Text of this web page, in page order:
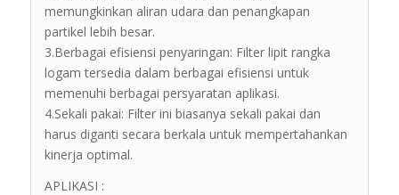
memungkinkan aliran udara dan penangkapan
partikel lebih besar.
3.Berbagai efisiensi penyaringan: Filter lipit rangka
logam tersedia dalam berbagai efisiensi untuk
memenuhi berbagai persyaratan aplikasi.
4.Sekali pakai: Filter ini biasanya sekali pakai dan
harus diganti secara berkala untuk mempertahankan
kinerja optimal.
APLIKASI :